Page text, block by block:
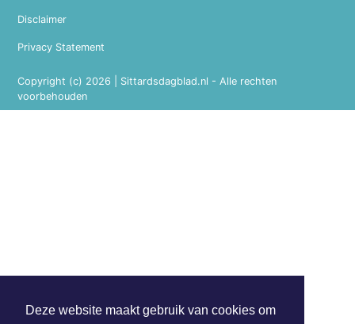
Deze website maakt gebruik van cookies om
Copyright (c) 2026 | Sittardsdagblad.nl - Alle rechten
voorbehouden
Disclaimer
Privacy Statement